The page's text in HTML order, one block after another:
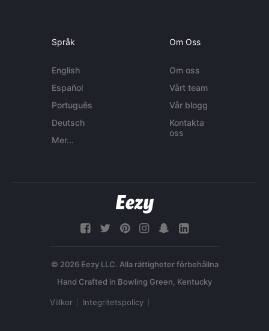
Språk
English
Español
Português
Deutsch
Mer...
Om Oss
Om oss
Vårt team
Vår blogg
Kontakta
oss
© 2026 Eezy LLC. Alla rättigheter förbehållna
Villkor Integritetspolicy